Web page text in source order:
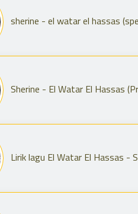
sherine - el watar el hassas
Sherine - El Watar El Hassas
Lirik lagu El Watar El Hassas -